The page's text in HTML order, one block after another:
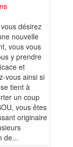
désirez
nouvelle
vous vous
y prendre
et
vous ainsi si
tient à
un coup
vous êtes
originaire
de...